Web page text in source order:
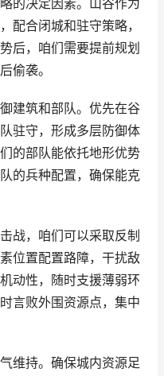
的决定因素。山谷作为
配合闭城和驻守策略，
后，咱们需要提前规划
偷袭。
建筑和部队。优先在谷
驻守，形成多层防御体
的部队能依托地形优势
的兵种配置，确保能克
战，咱们可以采取反制
位置配置路障，干扰敌
动性，随时支援薄弱环
言败外围资源点，集中
维持。确保城内资源足